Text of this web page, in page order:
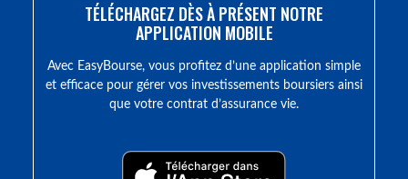
TÉLÉCHARGEZ DÈS À PRÉSENT NOTRE
APPLICATION MOBILE
Avec EasyBourse, vous profitez d’une application simple
et efficace pour gérer vos investissements boursiers ainsi
que votre contrat d’assurance vie.